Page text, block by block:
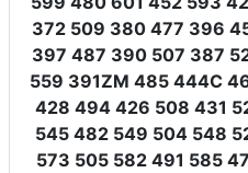
372 509 380 477 396
397 487 390 507 387
559 391ZM 485 444C
428 494 426 508 431
545 482 549 504 548
573 505 582 491 585